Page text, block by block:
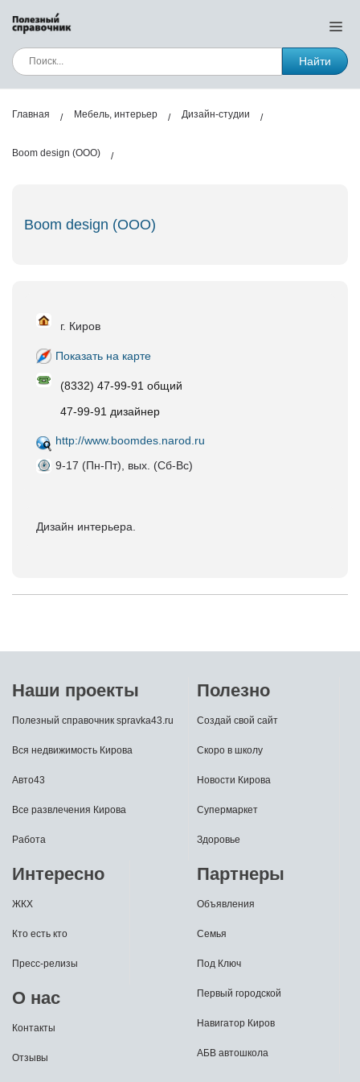
Найти
Главная Мебель, интерьер Дизайн-студии
Boom design (ООО)
Boom design (ООО)
г. Киров
Показать на карте
(8332) 47-99-91 общий
47-99-91 дизайнер
http://www.boomdes.narod.ru
9-17 (Пн-Пт), вых. (Сб-Вс)
Дизайн интерьера.
Наши проекты
Полезный справочник spravka43.ru
Вся недвижимость Кирова
Авто43
Все развлечения Кирова
Работа
Полезно
Создай свой сайт
Скоро в школу
Новости Кирова
Супермаркет
Здоровье
Интересно
ЖКХ
Кто есть кто
Пресс-релизы
О нас
Контакты
Отзывы
Партнеры
Объявления
Семья
Под Ключ
Первый городской
Навигатор Киров
АБВ автошкола